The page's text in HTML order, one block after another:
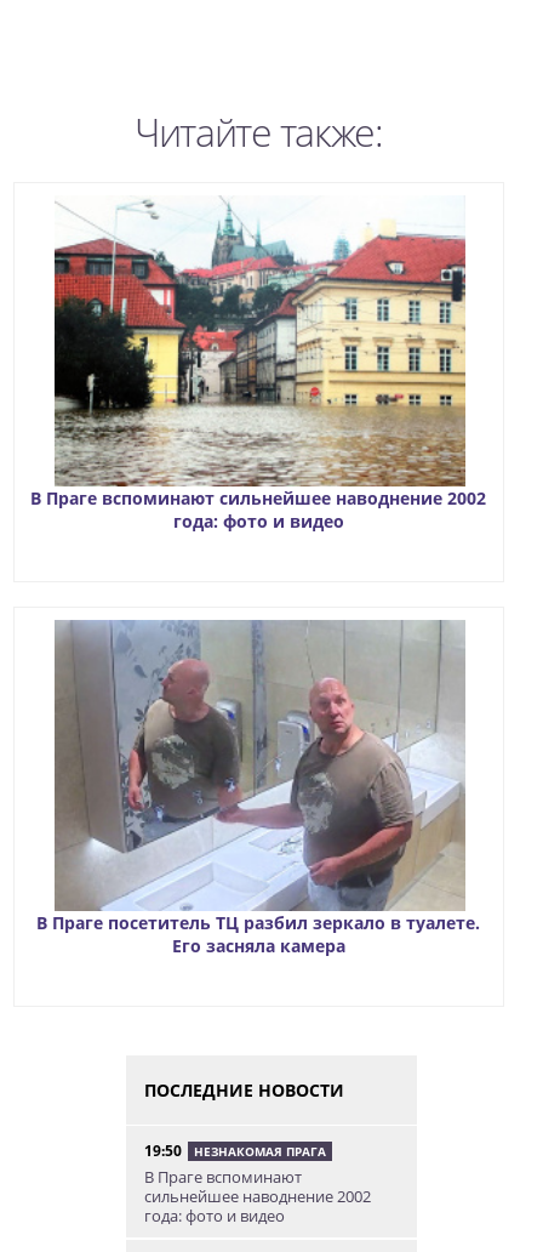
Читайте также:
В Праге вспоминают сильнейшее наводнение 2002
года: фото и видео
В Праге посетитель ТЦ разбил зеркало в туалете.
Его засняла камера
ПОСЛЕДНИЕ НОВОСТИ
19:50 НЕЗНАКОМАЯ ПРАГА
В Праге вспоминают
сильнейшее наводнение 2002
года: фото и видео